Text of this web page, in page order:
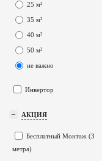
25 м²
35 м²
40 м²
50 м²
не важно
Инвертор
АКЦИЯ
Бесплатный Монтаж (3
метра)